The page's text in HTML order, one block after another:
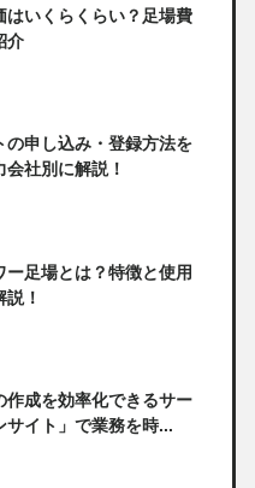
はいくらくらい？足場費
介
の申し込み・登録方法を
社別に解説！
ー足場とは？特徴と使用
！
作成を効率化できるサー
サイト」で業務を時...